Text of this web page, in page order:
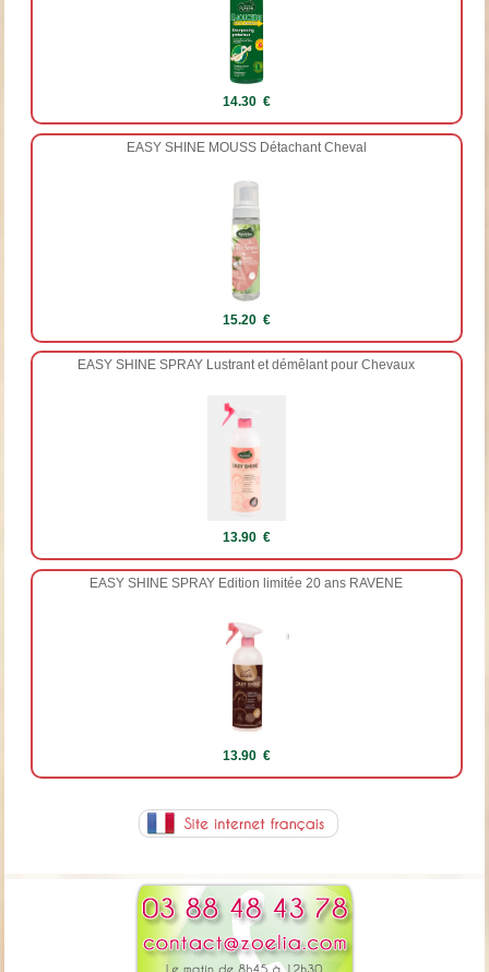
14.30 €
EASY SHINE MOUSS Détachant Cheval
15.20 €
EASY SHINE SPRAY Lustrant et démêlant pour Chevaux
13.90 €
EASY SHINE SPRAY Edition limitée 20 ans RAVENE
13.90 €